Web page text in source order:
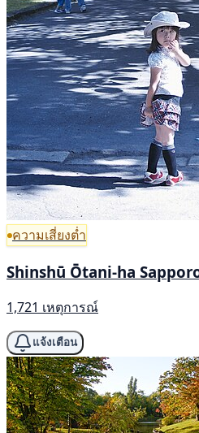
ความเสี่ยงต่ำ
Shinshū Ōtani-ha
1,721 เหตุการณ์
แจ้งเตือน